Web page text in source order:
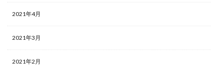
2021年4月
2021年3月
2021年2月